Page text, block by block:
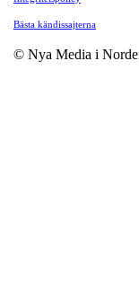
Bästa kändissajterna
© Nya Media i